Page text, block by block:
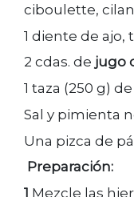
ciboulette,
1 diente de ajo,
2 cdas. de jugo
1 taza (250 g)
Sal y pimienta
Una pizca de
Preparación:
1 Mezcle las